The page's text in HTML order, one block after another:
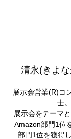
清永(きよ
展示会営業(R)コ
士
展示会をテーマ
Amazon部門1位
部門1位を獲得